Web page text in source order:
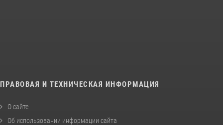
ПРАВОВАЯ И ТЕХНИЧЕСКАЯ ИНФОРМАЦИЯ
О сайте
Об использовании информации сайта